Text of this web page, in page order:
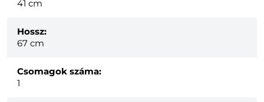
41 cm
Hossz:
67 cm
Csomagok száma:
1